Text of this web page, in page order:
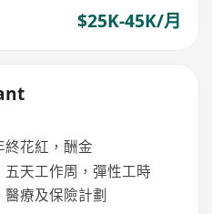
$25K-45K/月
花紅，酬金
天工作周，彈性工時
療及保險計劃